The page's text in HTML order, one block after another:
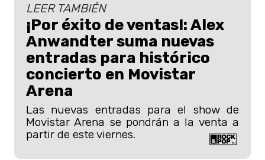
LEER TAMBIÉN
¡Por éxito de ventas!: Alex
Anwandter suma nuevas
entradas para histórico
concierto en Movistar
Arena
Las nuevas entradas para el show de
Movistar Arena se pondrán a la venta a
partir de este viernes.